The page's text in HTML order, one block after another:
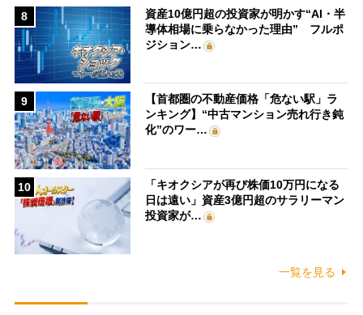
8
資産10億円超の投資家が明かす“AI・半
導体相場に乗らなかった理由” フルポ
ジション…
9
【首都圏の不動産価格「危ない駅」ラ
ンキング】“中古マンション売れ行き鈍
化”のワー…
10
「キオクシアが再び株価10万円になる
日は遠い」資産3億円超のサラリーマン
投資家が…
一覧を見る